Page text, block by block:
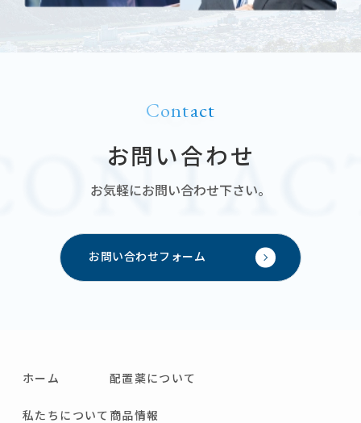
Contact
お問い合わせ
お気軽にお問い合わせ下さい。
お問い合わせフォーム
ホーム
私たちについて
配置薬について
商品情報